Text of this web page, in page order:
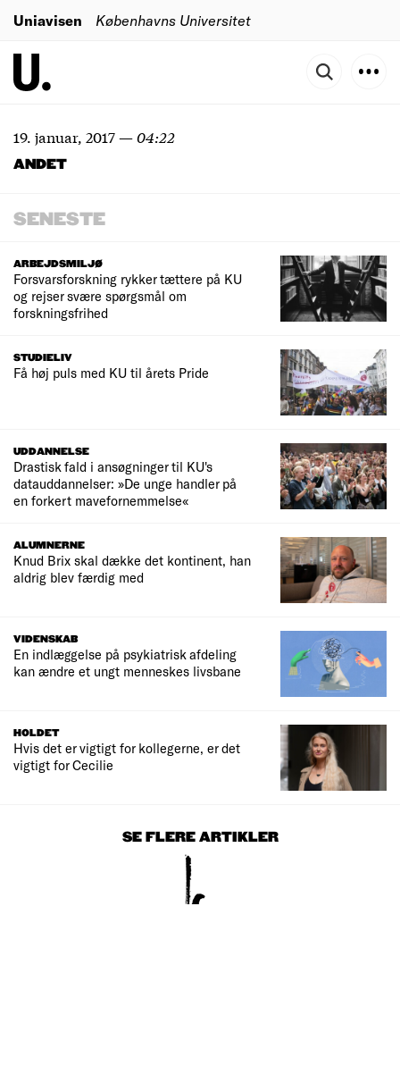
Uniavisen Københavns Universitet
19. januar, 2017—04:22
ANDET
SENESTE
ARBEJDSMILJØ
Forsvarsforskning rykker tættere på KU
og rejser svære spørgsmål om
forskningsfrihed
STUDIELIV
Få høj puls med KU til årets Pride
UDDANNELSE
Drastisk fald i ansøgninger til KU's
datauddannelser: »De unge handler på
en forkert mavefornemmelse«
ALUMNERNE
Knud Brix skal dække det kontinent, han
aldrig blev færdig med
VIDENSKAB
En indlæggelse på psykiatrisk afdeling
kan ændre et ungt menneskes livsbane
HOLDET
Hvis det er vigtigt for kollegerne, er det
vigtigt for Cecilie
SE FLERE ARTIKLER